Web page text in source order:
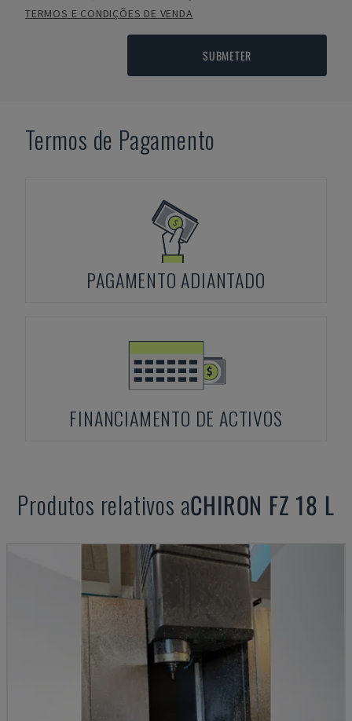
TERMOS E CONDIÇÕES DE VENDA
SUBMETER
Termos de Pagamento
PAGAMENTO ADIANTADO
FINANCIAMENTO DE ACTIVOS
Produtos relativos aCHIRON FZ 18 L